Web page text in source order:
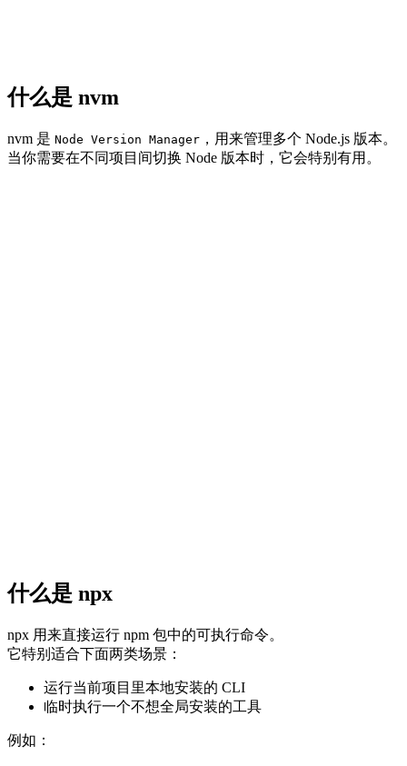
什么是 nvm
nvm 是 Node Version Manager ，用来管理多个 Node.js 版本。
当你需要在不同项目间切换 Node 版本时，它会特别有用。
什么是 npx
npx 用来直接运行 npm 包中的可执行命令。
它特别适合下面两类场景：
运行当前项目里本地安装的 CLI
临时执行一个不想全局安装的工具
例如：